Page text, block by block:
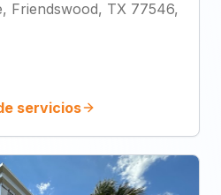
Friendswood, TX 77546,
servicios